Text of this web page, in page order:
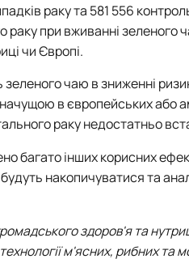
раку та 581 556
раку при вживанні
чи Європі.
чаю в зниженні
в європейських або
раку недостатньо
багато інших корисних
накопичуватися та
здоров'я та
м'ясних, рибних та